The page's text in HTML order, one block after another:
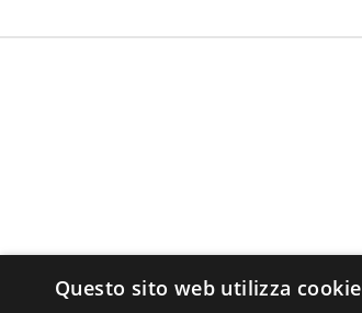
Questo sito web utilizza cookie